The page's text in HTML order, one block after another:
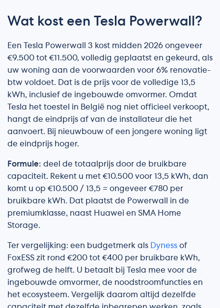
Wat kost een Tesla Powerwall?
Een Tesla Powerwall 3 kost midden 2026 ongeveer
€9.500 tot €11.500, volledig geplaatst en gekeurd, als
uw woning aan de voorwaarden voor 6% renovatie-
btw voldoet. Dat is de prijs voor de volledige 13,5
kWh, inclusief de ingebouwde omvormer. Omdat
Tesla het toestel in België nog niet officieel verkoopt,
hangt de eindprijs af van de installateur die het
aanvoert. Bij nieuwbouw of een jongere woning ligt
de eindprijs hoger.
Formule: deel de totaalprijs door de bruikbare
capaciteit. Rekent u met €10.500 voor 13,5 kWh, dan
komt u op €10.500 / 13,5 = ongeveer €780 per
bruikbare kWh. Dat plaatst de Powerwall in de
premiumklasse, naast Huawei en SMA Home
Storage.
Ter vergelijking: een budgetmerk als Dyness of
FoxESS zit rond €200 tot €400 per bruikbare kWh,
grofweg de helft. U betaalt bij Tesla mee voor de
ingebouwde omvormer, de noodstroomfuncties en
het ecosysteem. Vergelijk daarom altijd dezelfde